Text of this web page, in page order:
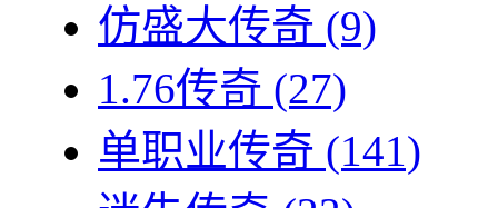
仿盛大传奇 (9)
1.76传奇 (27)
单职业传奇 (141)